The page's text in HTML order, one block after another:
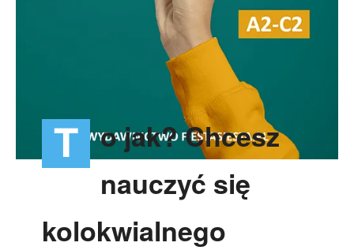
T o jak? Chcesz
nauczyć się
kolokwialnego